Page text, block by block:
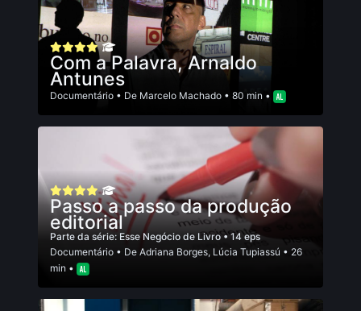
Com a Palavra, Arnaldo
Antunes
Documentário • De Marcelo Machado • 80 min •
Passo a passo da produção
editorial
Parte da série: Esse Negócio de Livro • 14 eps
Documentário • De Adriana Borges, Lúcia Tupiassú • 26
min •